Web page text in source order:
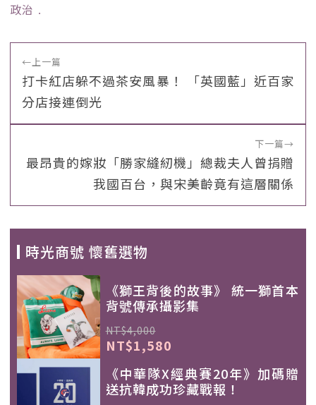
政治 ﹒
←上一篇
打卡紅店躲不過茶安風暴！ 「英國藍」近百家
分店接連倒光
下一篇→
最昂貴的嫁妝「勝家縫紉機」總裁夫人曾捐贈
我國百台，與宋美齡竟有這層關係
時光商號 懷舊選物
《獅王背後的故事》 統一獅首本
背號傳承攝影集
NT$4,000
NT$1,580
《中華隊X經典賽20年》加碼贈
送抗韓成功珍藏戰報！